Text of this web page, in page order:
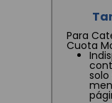
Para
Cuota